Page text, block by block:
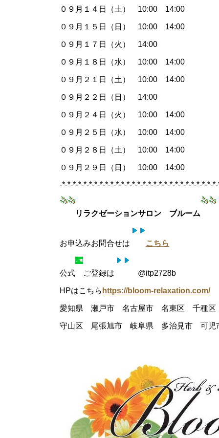
０９月１４日（土） 10:00 14:00
０９月１５日（日） 10:00 14:00
０９月１７日（火） 14:00
０９月１８日（水） 10:00 14:00
０９月２１日（土） 10:00 14:00
０９月２２日（日） 14:00
０９月２４日（火） 10:00 14:00
０９月２５日（水） 10:00 14:00
０９月２８日（土） 10:00 14:00
０９月２９日（日） 10:00 14:00
-*-*-*-*-*-*-*-*-*-*-*-*-*-*-*-*-*-*-*-*-*-*-*-*-*-*-*-*-
リラクゼーションサロン ブルーム
お申込みお問合せは こちら
公式 ご登録は @itp2728b
HPはこちら https://bloom-relaxation.com/
愛知県 瀬戸市 名古屋市 名東区 千種
守山区 尾張旭市 岐阜県 多治見市 可児